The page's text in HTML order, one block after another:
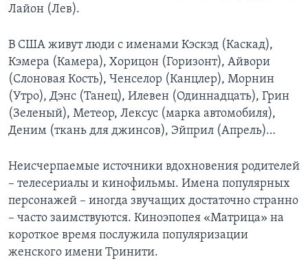
Лайон (Лев).
В США живут люди с именами Кэскэд (Каскад),
Кэмера (Камера), Хорицон (Горизонт), Айвори
(Слоновая Кость), Ченселор (Канцлер), Морнин
(Утро), Дэнс (Танец), Илевен (Одиннадцать), Грин
(Зеленый), Метеор, Лексус (марка автомобиля),
Деним (ткань для джинсов), Эйприл (Апрель)…
Неисчерпаемые источники вдохновения родителей
– телесериалы и кинофильмы. Имена популярных
персонажей – иногда звучащих достаточно странно
– часто заимствуются. Киноэпопея «Матрица» на
короткое время послужила популяризации
женского имени Тринити.